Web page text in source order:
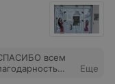
всем
Еще